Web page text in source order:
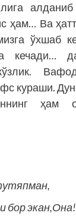
алданиб
ҳам… Ва
ўхшаб
кечади…
кураши.
ҳам
бор